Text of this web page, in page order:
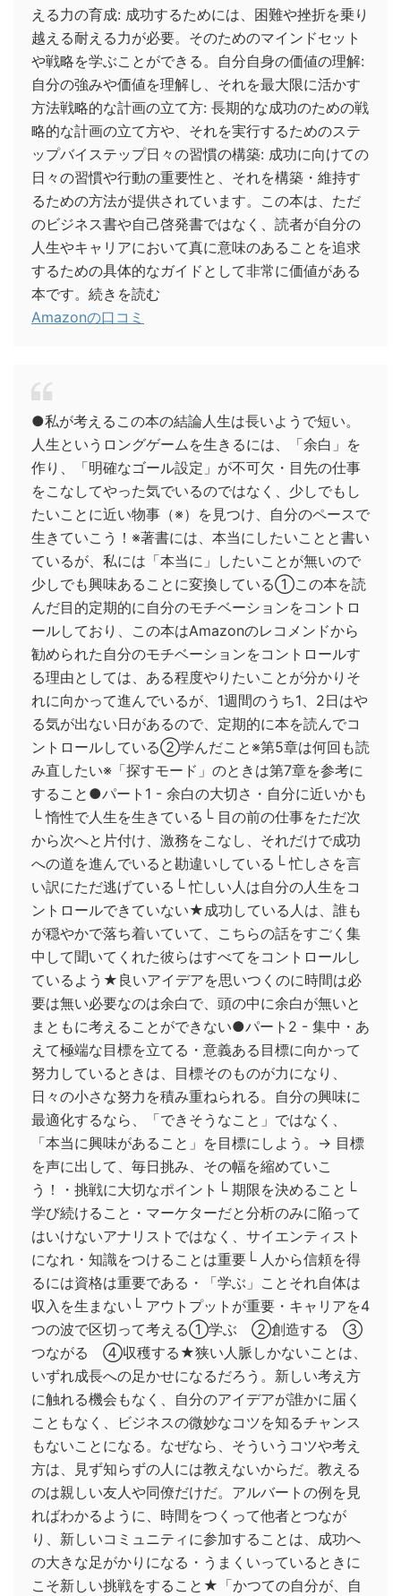
える力の育成: 成功するためには、困難や挫折を乗り
越える耐える力が必要。そのためのマインドセット
や戦略を学ぶことができる。自分自身の価値の理解:
自分の強みや価値を理解し、それを最大限に活かす
方法戦略的な計画の立て方: 長期的な成功のための戦
略的な計画の立て方や、それを実行するためのステ
ップバイステップ日々の習慣の構築: 成功に向けての
日々の習慣や行動の重要性と、それを構築・維持す
るための方法が提供されています。この本は、ただ
のビジネス書や自己啓発書ではなく、読者が自分の
人生やキャリアにおいて真に意味のあることを追求
するための具体的なガイドとして非常に価値がある
本です。続きを読む
Amazonの口コミ
●私が考えるこの本の結論人生は長いようで短い。
人生というロングゲームを生きるには、「余白」を
作り、「明確なゴール設定」が不可欠・目先の仕事
をこなしてやった気でいるのではなく、少しでもし
たいことに近い物事（※）を見つけ、自分のペースで
生きていこう！※著書には、本当にしたいことと書い
ているが、私には「本当に」したいことが無いので
少しでも興味あることに変換している①この本を読
んだ目的定期的に自分のモチベーションをコントロ
ールしており、この本はAmazonのレコメンドから
勧められた自分のモチベーションをコントロールす
る理由としては、ある程度やりたいことが分かりそ
れに向かって進んでいるが、1週間のうち1、2日はや
る気が出ない日があるので、定期的に本を読んでコ
ントロールしている②学んだこと※第5章は何回も読
み直したい※「探すモード」のときは第7章を参考に
すること●パート1 - 余白の大切さ・自分に近いかも
└ 惰性で人生を生きている└ 目の前の仕事をただ次
から次へと片付け、激務をこなし、それだけで成功
への道を進んでいると勘違いしている└ 忙しさを言
い訳にただ逃げている└ 忙しい人は自分の人生をコ
ントロールできていない★成功している人は、誰も
が穏やかで落ち着いていて、こちらの話をすごく集
中して聞いてくれた彼らはすべてをコントロールし
ているよう★良いアイデアを思いつくのに時間は必
要は無い必要なのは余白で、頭の中に余白が無いと
まともに考えることができない●パート2 - 集中・あ
えて極端な目標を立てる・意義ある目標に向かって
努力しているときは、目標そのものが力になり、
日々の小さな努力を積み重ねられる。自分の興味に
最適化するなら、「できそうなこと」ではなく、
「本当に興味があること」を目標にしよう。→ 目標
を声に出して、毎日挑み、その幅を縮めていこ
う！・挑戦に大切なポイント└ 期限を決めること└
学び続けること・マーケターだと分析のみに陥って
はいけないアナリストではなく、サイエンティスト
になれ・知識をつけることは重要└ 人から信頼を得
るには資格は重要である・「学ぶ」ことそれ自体は
収入を生まない└ アウトプットが重要・キャリアを4
つの波で区切って考える①学ぶ ②創造する ③
つながる ④収穫する★狭い人脈しかないことは、
いずれ成長への足かせになるだろう。新しい考え方
に触れる機会もなく、自分のアイデアが誰かに届く
こともなく、ビジネスの微妙なコツを知るチャンス
もないことになる。なぜなら、そういうコツや考え
方は、見ず知らずの人には教えないからだ。教える
のは親しい友人や同僚だけだ。アルバートの例を見
ればわかるように、時間をつくって他者とつなが
り、新しいコミュニティに参加することは、成功へ
の大きな足がかりになる・うまくいっているときに
こそ新しい挑戦をすること★「かつての自分が、自